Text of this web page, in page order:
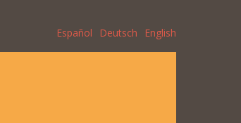
Español Deutsch English